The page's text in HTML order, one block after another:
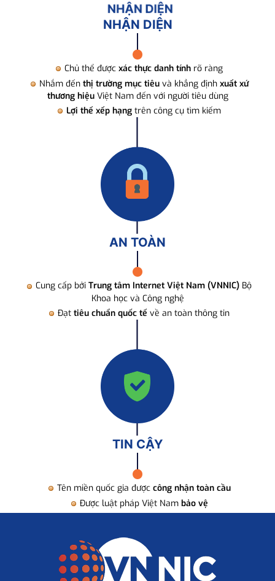
NHẬN DIỆN
Chủ thể được xác thực danh tính rõ ràng
Nhắm đến thị trường mục tiêuvà khẳng định xuất xứ
thương hiệuViệt Nam đến với người tiêu dùng
Lợi thế xếp hạng trên công cụ tìm kiếm
AN TOÀN
Cung cấp bởi Trung tâm Internet Việt Nam (VNNIC) Bộ
Khoa học và Công nghệ
Đạt tiêu chuẩn quốc tế về an toàn thông tin
TIN CẬY
Tên miền quốc gia được công nhận toàn cầu
Được luật pháp Việt Nam bảo vệ